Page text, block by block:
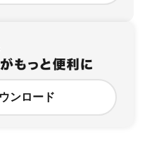
ンロード